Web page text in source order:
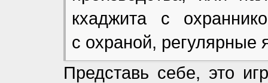
кхаджита с
с охраной, регулярные
Представь себе, это